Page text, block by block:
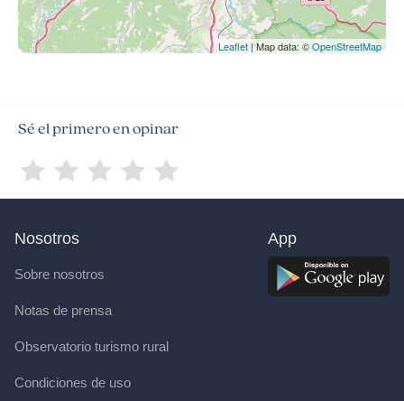
Leaflet| Map data: ©OpenStreetMap
Sé el primero en opinar
Nosotros
Sobre nosotros
Notas de prensa
Observatorio turismo rural
Condiciones de uso
App